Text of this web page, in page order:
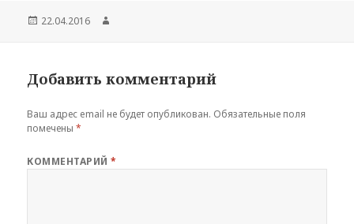
Опубликовано
22.04.2016
Добавить комментарий
Ваш адрес email не будет опубликован. Обязательные поля
помечены*
КОММЕНТАРИЙ*